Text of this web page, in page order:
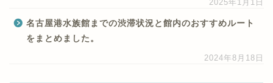
2025年1月1日
名古屋港水族館までの渋滞状況と館内のおすすめルート
をまとめました。
2024年8月18日